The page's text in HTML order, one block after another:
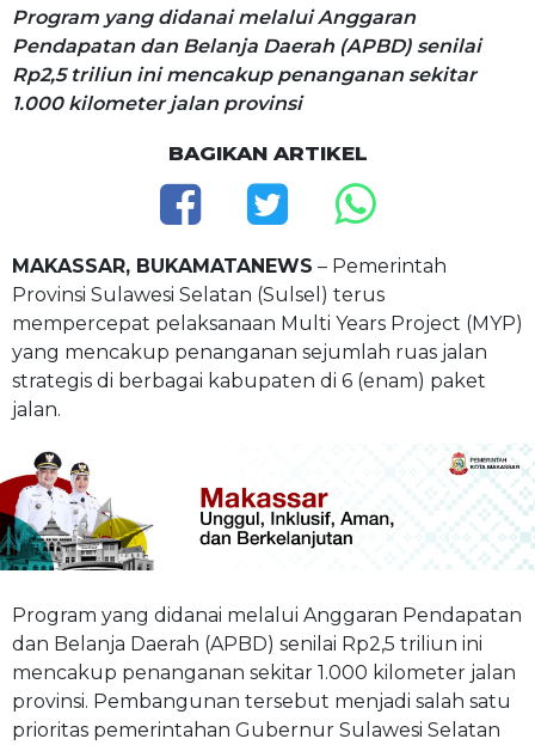
Program yang didanai melalui Anggaran
Pendapatan dan Belanja Daerah (APBD) senilai
Rp2,5 triliun ini mencakup penanganan sekitar
1.000 kilometer jalan provinsi
BAGIKAN ARTIKEL
MAKASSAR, BUKAMATANEWS – Pemerintah
Provinsi Sulawesi Selatan (Sulsel) terus
mempercepat pelaksanaan Multi Years Project (MYP)
yang mencakup penanganan sejumlah ruas jalan
strategis di berbagai kabupaten di 6 (enam) paket
jalan.
Program yang didanai melalui Anggaran Pendapatan
dan Belanja Daerah (APBD) senilai Rp2,5 triliun ini
mencakup penanganan sekitar 1.000 kilometer jalan
provinsi. Pembangunan tersebut menjadi salah satu
prioritas pemerintahan Gubernur Sulawesi Selatan